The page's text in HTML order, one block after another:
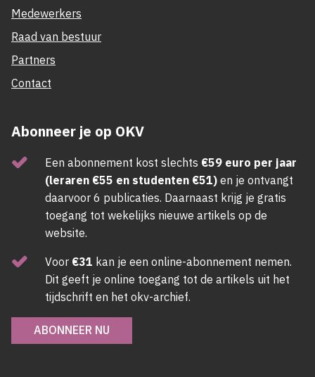
Medewerkers
Raad van bestuur
Partners
Contact
Abonneer je op OKV
Een abonnement kost slechts €59 euro per jaar
(leraren €55 en studenten €51) en je ontvangt
daarvoor 6 publicaties. Daarnaast krijg je gratis
toegang tot wekelijks nieuwe artikels op de
website.
Voor €31 kan je een online-abonnement nemen.
Dit geeft je online toegang tot de artikels uit het
tijdschrift en het okv-archief.
ABONNEER NU